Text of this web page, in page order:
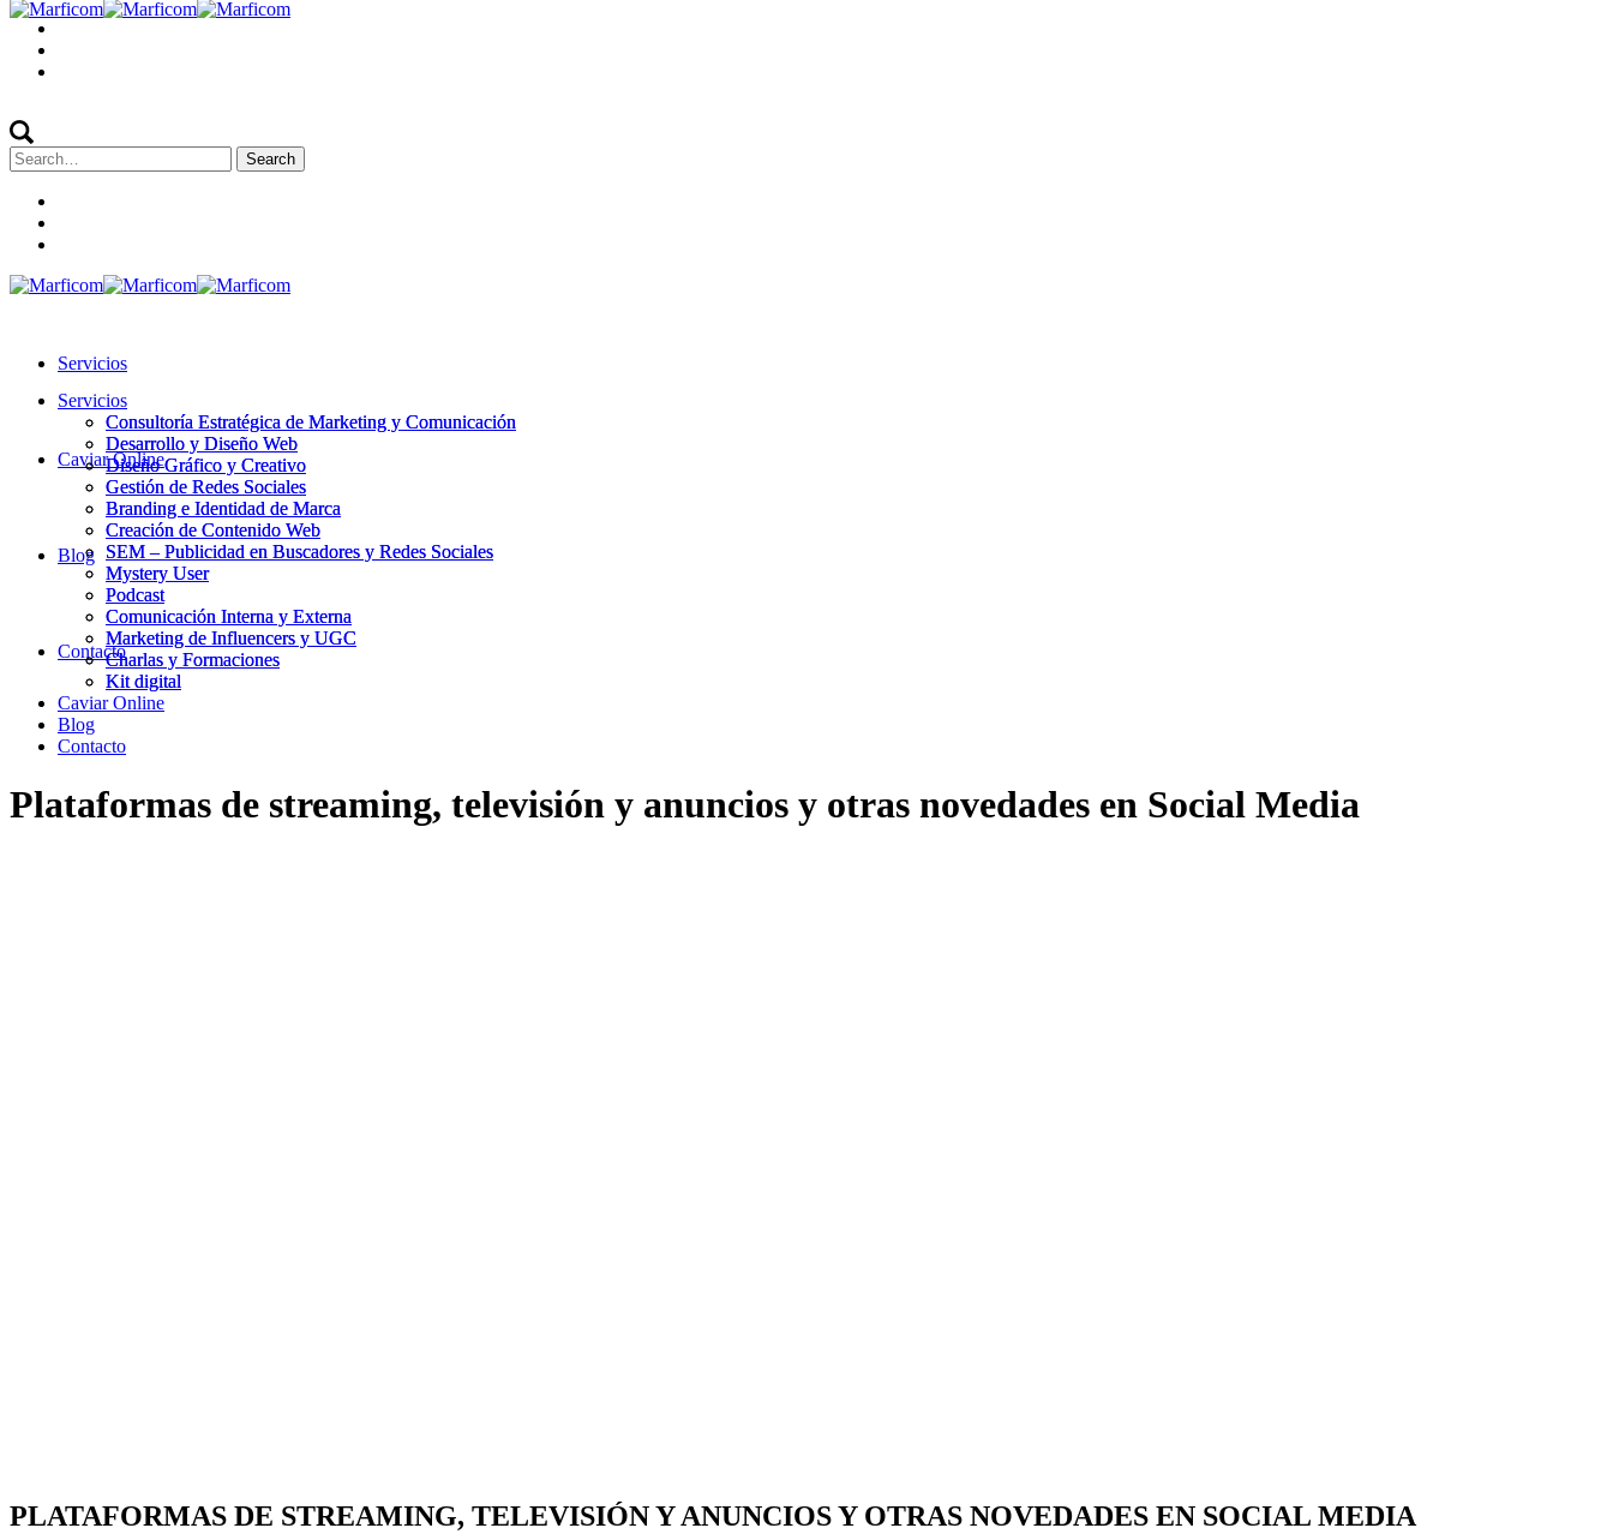
Search
for:
Servicios
Consultoría Estratégica de Marketing y Comunicación
Desarrollo y Diseño Web
Diseño Gráfico y Creativo
Gestión de Redes Sociales
Branding e Identidad de Marca
Creación de Contenido Web
SEM – Publicidad en Buscadores y Redes Sociales
Mystery User
Podcast
Comunicación Interna y Externa
Marketing de Influencers y UGC
Charlas y Formaciones
Kit digital
Caviar Online
Blog
Contacto
Servicios
Consultoría Estratégica de Marketing y Comunicación
Desarrollo y Diseño Web
Diseño Gráfico y Creativo
Gestión de Redes Sociales
Branding e Identidad de Marca
Creación de Contenido Web
SEM – Publicidad en Buscadores y Redes Sociales
Mystery User
Podcast
Comunicación Interna y Externa
Marketing de Influencers y UGC
Charlas y Formaciones
Kit digital
Caviar Online
Blog
Contacto
Plataformas de streaming, televisión y anuncios y otras novedades en Social Media
PLATAFORMAS DE STREAMING, TELEVISIÓN Y ANUNCIOS Y OTRAS NOVEDADES EN SOCIAL MEDIA